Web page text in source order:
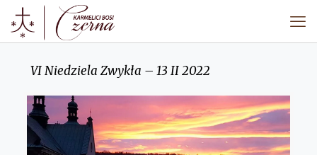
VI Niedziela Zwykła – 13 II 2022